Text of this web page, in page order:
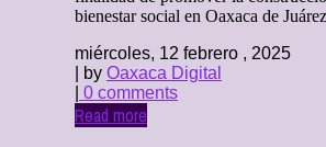
bienestar social en Oaxaca de
miércoles, 12 febrero , 2025
| by Oaxaca Digital
0 comments
Read more